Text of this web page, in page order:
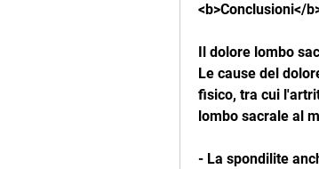
<b>Conclusioni</
Il dolore lombo
Le cause del
fisico, tra cui
lombo sacrale al
- La spondilite